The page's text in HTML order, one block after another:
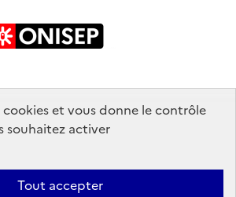
cookies et vous donne le contrôle
souhaitez activer
Tout accepter